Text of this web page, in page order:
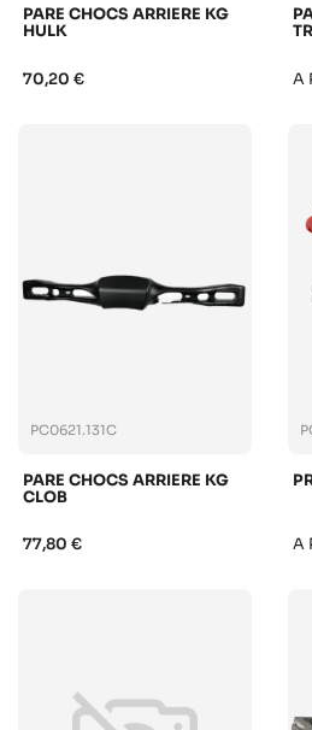
PARE CHOCS ARRIERE KG
HULK
70,20 € A
PC0621.131C
PARE CHOCS ARRIERE KG
CLOB
77,80 € A